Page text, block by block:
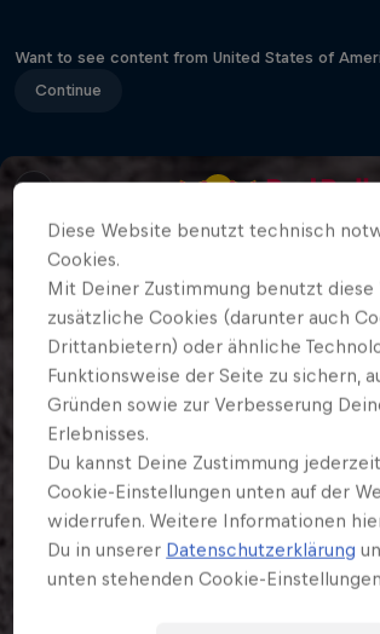
Want to see content from United States of
Continue
Diese Website benutzt technisch
Cookies.
Mit Deiner Zustimmung benutzt diese
zusätzliche Cookies (darunter auch
Drittanbietern) oder ähnliche
Funktionsweise der Seite zu sichern,
Gründen sowie zur Verbesserung
Erlebnisses.
Du kannst Deine Zustimmung
Cookie-Einstellungen unten auf der
widerrufen. Weitere Informationen
Du in unserer Datenschutzerklärung
unten stehenden Cookie-